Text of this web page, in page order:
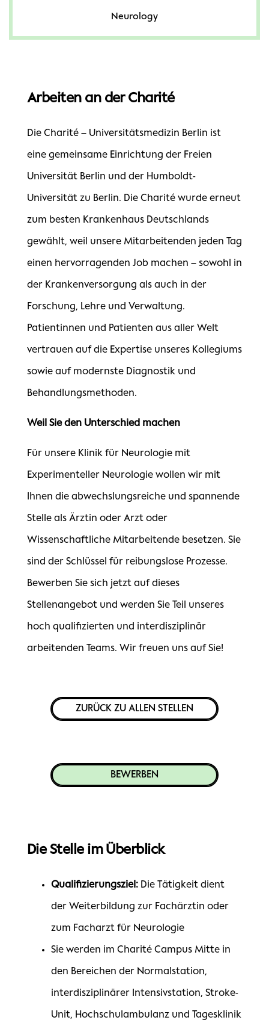
Neurology
Arbeiten an der Charité
Die Charité – Universitätsmedizin Berlin ist
eine gemeinsame Einrichtung der Freien
Universität Berlin und der Humboldt-
Universität zu Berlin. Die Charité wurde erneut
zum besten Krankenhaus Deutschlands
gewählt, weil unsere Mitarbeitenden jeden Tag
einen hervorragenden Job machen – sowohl in
der Krankenversorgung als auch in der
Forschung, Lehre und Verwaltung.
Patientinnen und Patienten aus aller Welt
vertrauen auf die Expertise unseres Kollegiums
sowie auf modernste Diagnostik und
Behandlungsmethoden.
Weil Sie den Unterschied machen
Für unsere Klinik für Neurologie mit
Experimenteller Neurologie wollen wir mit
Ihnen die abwechslungsreiche und spannende
Stelle als Ärztin oder Arzt oder
Wissenschaftliche Mitarbeitende besetzen. Sie
sind der Schlüssel für reibungslose Prozesse.
Bewerben Sie sich jetzt auf dieses
Stellenangebot und werden Sie Teil unseres
hoch qualifizierten und interdisziplinär
arbeitenden Teams. Wir freuen uns auf Sie!
ZURÜCK ZU ALLEN STELLEN
BEWERBEN
Die Stelle im Überblick
Qualifizierungsziel: Die Tätigkeit dient
der Weiterbildung zur Fachärztin oder
zum Facharzt für Neurologie
Sie werden im Charité Campus Mitte in
den Bereichen der Normalstation,
interdisziplinärer Intensivstation, Stroke-
Unit, Hochschulambulanz und Tagesklinik